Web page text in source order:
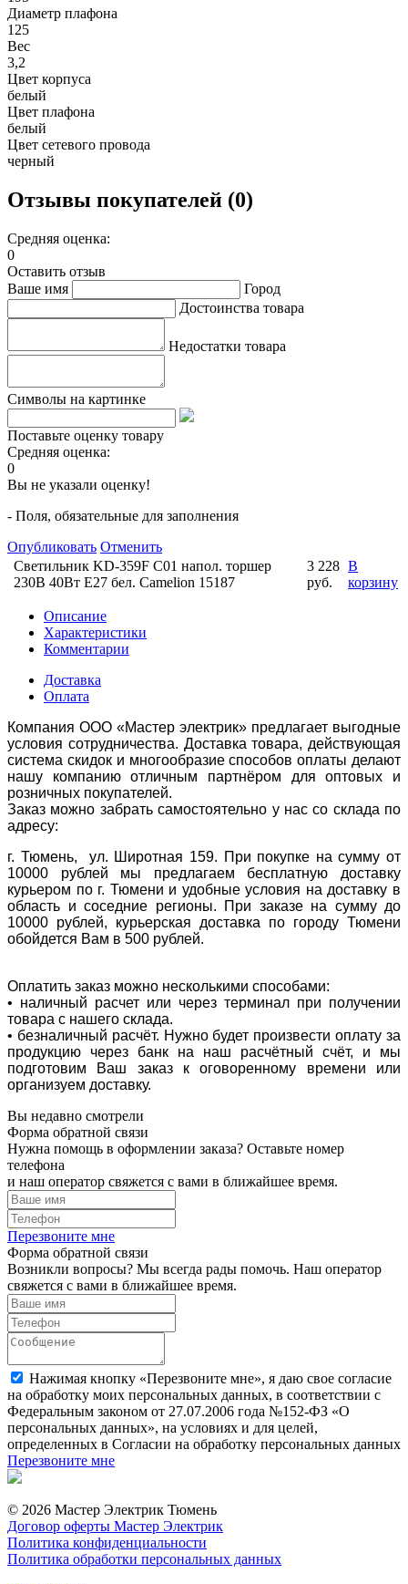
Диаметр плафона
125
Вес
3,2
Цвет корпуса
белый
Цвет плафона
белый
Цвет сетевого провода
черный
Отзывы покупателей (0)
Средняя оценка:
0
Оставить отзыв
Ваше имя
Город
Достоинства товара
Недостатки товара
Символы на картинке
Поставьте оценку товару
Средняя оценка:
0
Вы не указали оценку!
- Поля, обязательные для заполнения
Опубликовать Отменить
Светильник KD-359F C01 напол. торшер
230В 40Вт E27 бел. Camelion 15187
3 228
руб.
В
корзину
Описание
Характеристики
Комментарии
Доставка
Оплата
Компания ООО «Мастер электрик» предлагает выгодные
условия сотрудничества. Доставка товара, действующая
система скидок и многообразие способов оплаты делают
нашу компанию отличным партнёром для оптовых и
розничных покупателей.
Заказ можно забрать самостоятельно у нас со склада по
адресу:
г. Тюмень, ул. Широтная 159. При покупке на сумму от
10000 рублей мы предлагаем бесплатную доставку
курьером по г. Тюмени и удобные условия на доставку в
область и соседние регионы. При заказе на сумму до
10000 рублей, курьерская доставка по городу Тюмени
обойдется Вам в 500 рублей.
Оплатить заказ можно несколькими способами:
• наличный расчет или через терминал при получении
товара с нашего склада.
• безналичный расчёт. Нужно будет произвести оплату за
продукцию через банк на наш расчётный счёт, и мы
подготовим Ваш заказ к оговоренному времени или
организуем доставку.
Вы недавно смотрели
Форма обратной связи
Нужна помощь в оформлении заказа? Оставьте номер
телефона
и наш оператор свяжется с вами в ближайшее время.
Перезвоните мне
Форма обратной связи
Возникли вопросы? Мы всегда рады помочь. Наш оператор
свяжется с вами в ближайшее время.
Нажимая кнопку «Перезвоните мне», я даю свое согласие
на обработку моих персональных данных, в соответствии с
Федеральным законом от 27.07.2006 года №152-ФЗ «О
персональных данных», на условиях и для целей,
определенных в Согласии на обработку персональных данных
Перезвоните мне
© 2026 Мастер Электрик Тюмень
Договор оферты Мастер Электрик
Политика конфиденциальности
Политика обработки персональных данных